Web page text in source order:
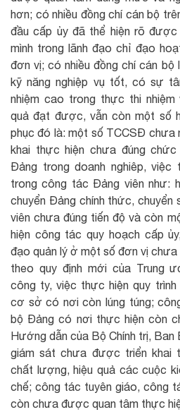
hơn; có nhiều đồng chí cán bộ
đầu cấp ủy đã thể hiện rõ
mình trong lãnh đạo chỉ đạo
đơn vị; có nhiều đồng chí cán
kỹ năng nghiệp vụ tốt, có sự
nhiệm cao trong thực thi nhiệm
quả đạt được, vẫn còn một số
phục đó là: một số TCCSĐ chưa
khai thực hiện chưa đúng
Đảng trong doanh nghiêp, việc
trong công tác Đảng viên như:
chuyển Đảng chính thức,
viên chưa đúng tiến độ và còn
hiện công tác quy hoạch cấp
đạo quản lý ở một số đơn vị
theo quy định mới của Trung
công ty, việc thực hiện quy
cơ sở có nơi còn lúng túng;
bộ Đảng có nơi thực hiện còn
Hướng dẫn của Bộ Chính trị,
giám sát chưa được triển khai
chất lượng, hiệu quả các cuộc
chế; công tác tuyên giáo, công
còn chưa được quan tâm thực